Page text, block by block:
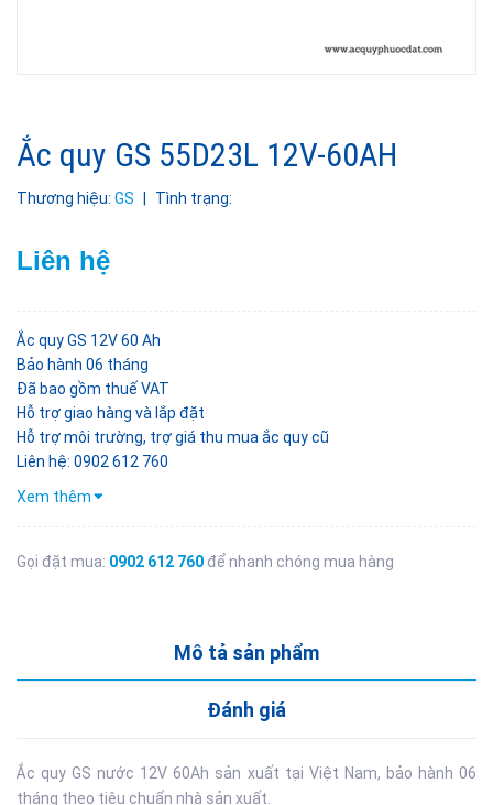
Ắc quy GS 55D23L 12V-60AH
Thương hiệu: GS Tình trạng:
Liên hệ
Ắc quy GS 12V 60 Ah
Bảo hành 06 tháng
Đã bao gồm thuế VAT
Hỗ trợ giao hàng và lắp đặt
Hỗ trợ môi trường, trợ giá thu mua ắc quy cũ
Liên hệ: 0902 612 760
Xem thêm
Gọi đặt mua: 0902 612 760 để nhanh chóng mua hàng
Mô tả sản phẩm
Đánh giá
Ắc quy GS nước 12V 60Ah sản xuất tại Việt Nam, bảo hành 06
tháng theo tiêu chuẩn nhà sản xuất.